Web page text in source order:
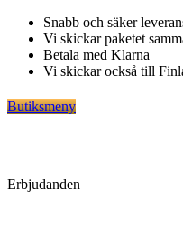
Hoppa
innehåll
Snabb och säker
Vi skickar paketet
Betala med Klarna
Vi skickar också till
Butiksmeny
Erbjudanden